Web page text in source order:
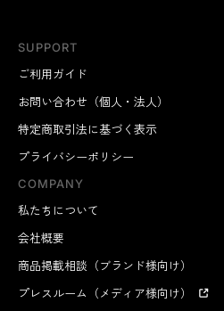
SUPPORT
ご利用ガイド
お問い合わせ（個人・法人）
特定商取引法に基づく表示
プライバシーポリシー
COMPANY
私たちについて
会社概要
商品掲載相談（ブランド様向け）
プレスルーム（メディア様向け）